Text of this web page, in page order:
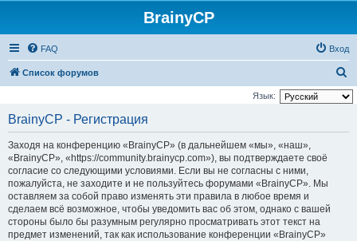
BrainyCP
FAQ Вход
Список форумов
о
Язык:
BrainyCP - Регистрация
Заходя на конференцию «BrainyCP» (в дальнейшем «мы», «наш»,
«BrainyCP», «https://community.brainycp.com»), вы подтверждаете своё
согласие со следующими условиями. Если вы не согласны с ними,
пожалуйста, не заходите и не пользуйтесь форумами «BrainyCP». Мы
оставляем за собой право изменять эти правила в любое время и
сделаем всё возможное, чтобы уведомить вас об этом, однако с вашей
стороны было бы разумным регулярно просматривать этот текст на
предмет изменений, так как использование конференции «BrainyCP»